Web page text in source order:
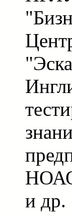
и др.